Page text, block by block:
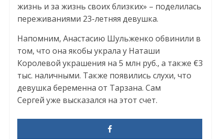
жизнь и за жизнь своих близких» – поделилась
переживаниями 23-летняя девушка.
Напомним, Анастасию Шульженко обвинили в
том, что она якобы украла у Наташи
Королевой украшения на 5 млн руб., а также €3
тыс. наличными. Также появились слухи, что
девушка беременна от Тарзана. Сам
Сергей уже высказался на этот счет.